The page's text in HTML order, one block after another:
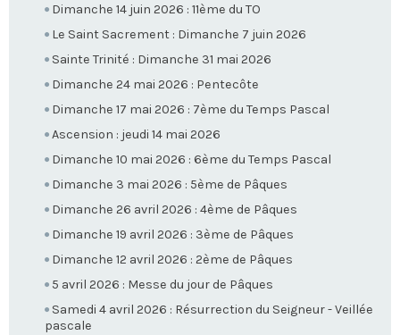
Dimanche 14 juin 2026 : 11ème du TO
Le Saint Sacrement : Dimanche 7 juin 2026
Sainte Trinité : Dimanche 31 mai 2026
Dimanche 24 mai 2026 : Pentecôte
Dimanche 17 mai 2026 : 7ème du Temps Pascal
Ascension : jeudi 14 mai 2026
Dimanche 10 mai 2026 : 6ème du Temps Pascal
Dimanche 3 mai 2026 : 5ème de Pâques
Dimanche 26 avril 2026 : 4ème de Pâques
Dimanche 19 avril 2026 : 3ème de Pâques
Dimanche 12 avril 2026 : 2ème de Pâques
5 avril 2026 : Messe du jour de Pâques
Samedi 4 avril 2026 : Résurrection du Seigneur - Veillée
pascale